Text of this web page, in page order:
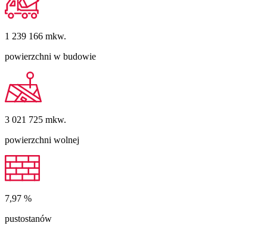
1 239 166 mkw.
powierzchni w budowie
3 021 725 mkw.
powierzchni wolnej
7,97 %
pustostanów